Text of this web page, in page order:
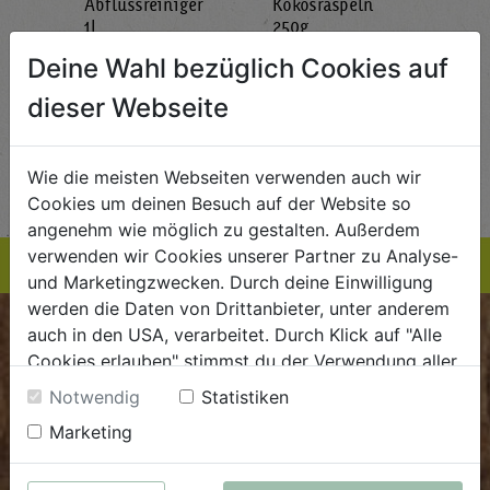
STK
1L
€ 5,99
€ 5,99 / STK
AUF DIE
EINKAUFSLISTE
250g
€ 3,99
AUF DIE
EINKAUFSLISTE
BIOKISTE
Kundenservice
Mo - Do: 8.00 - 16.00 Uhr
Fr: 8.00 - 15.00 Uhr
Deine Wahl bezüglich Cookies auf
dieser Webseite
Wie die meisten Webseiten verwenden auch wir
Cookies um deinen Besuch auf der Website so
angenehm wie möglich zu gestalten. Außerdem
verwenden wir Cookies unserer Partner zu Analyse-
und Marketingzwecken. Durch deine Einwilligung
werden die Daten von Drittanbieter, unter anderem
auch in den USA, verarbeitet. Durch Klick auf "Alle
Cookies erlauben" stimmst du der Verwendung aller
Cookies zu. Unter "Details anzeigen" findest du alle
Infos zu den unterschiedlichen Cookies, du kannst
auch entscheiden, welche Cookies du erlauben
möchtest.
Notwendig
Statistiken
Marketing